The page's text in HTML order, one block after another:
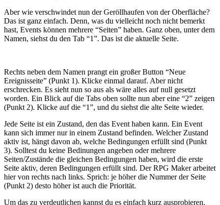
Aber wie verschwindet nun der Geröllhaufen von der Oberfläche?
Das ist ganz einfach. Denn, was du vielleicht noch nicht bemerkt
hast, Events können mehrere “Seiten” haben. Ganz oben, unter dem
Namen, siehst du den Tab “1”. Das ist die aktuelle Seite.
Rechts neben dem Namen prangt ein großer Button “Neue
Ereignisseite” (Punkt 1). Klicke einmal darauf. Aber nicht
erschrecken. Es sieht nun so aus als wäre alles auf null gesetzt
worden. Ein Blick auf die Tabs oben sollte nun aber eine “2” zeigen
(Punkt 2). Klicke auf die “1”, und du siehst die alte Seite wieder.
Jede Seite ist ein Zustand, den das Event haben kann. Ein Event
kann sich immer nur in einem Zustand befinden. Welcher Zustand
aktiv ist, hängt davon ab, welche Bedingungen erfüllt sind (Punkt
3). Solltest du keine Bedinungen angeben oder mehrere
Seiten/Zustände die gleichen Bedingungen haben, wird die erste
Seite aktiv, deren Bedingungen erfüllt sind. Der RPG Maker arbeitet
hier von rechts nach links. Sprich: je höher die Nummer der Seite
(Punkt 2) desto höher ist auch die Priorität.
Um das zu verdeutlichen kannst du es einfach kurz ausprobieren.